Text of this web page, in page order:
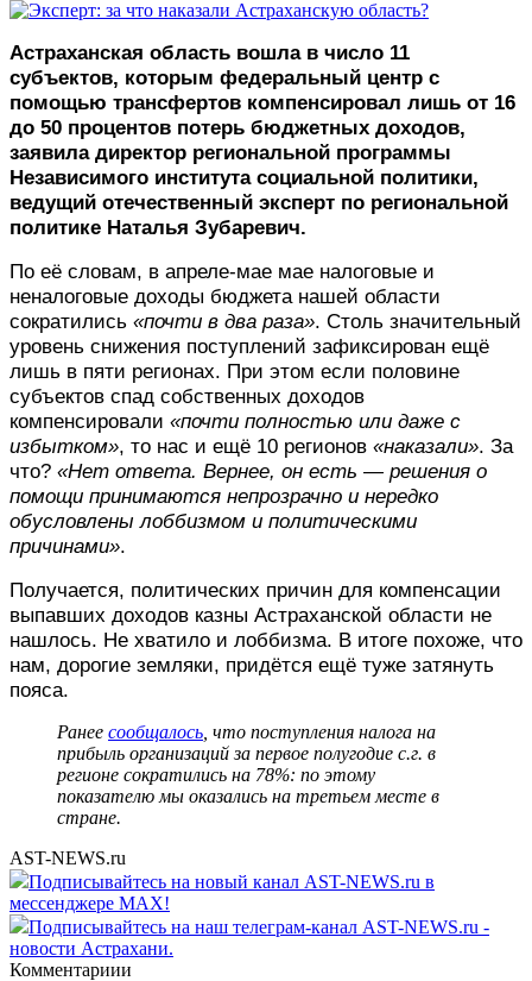
Астраханская область вошла в число 11
субъектов, которым федеральный центр с
помощью трансфертов компенсировал лишь от 16
до 50 процентов потерь бюджетных доходов,
заявила директор региональной программы
Независимого института социальной политики,
ведущий отечественный эксперт по региональной
политике Наталья Зубаревич.
По её словам, в апреле-мае мае налоговые и
неналоговые доходы бюджета нашей области
сократились «почти в два раза». Столь значительный
уровень снижения поступлений зафиксирован ещё
лишь в пяти регионах. При этом если половине
субъектов спад собственных доходов
компенсировали «почти полностью или даже с
избытком», то нас и ещё 10 регионов «наказали». За
что? «Нет ответа. Вернее, он есть — решения о
помощи принимаются непрозрачно и нередко
обусловлены лоббизмом и политическими
причинами».
Получается, политических причин для компенсации
выпавших доходов казны Астраханской области не
нашлось. Не хватило и лоббизма. В итоге похоже, что
нам, дорогие земляки, придётся ещё туже затянуть
пояса.
Ранее сообщалось , что поступления налога на
прибыль организаций за первое полугодие с.г. в
регионе сократились на 78%: по этому
показателю мы оказались на третьем месте в
стране.
AST-NEWS.ru
Подписывайтесь на новый канал AST-NEWS.ru в
мессенджере MAX!
Подписывайтесь на наш телеграм-канал AST-NEWS.ru -
новости Астрахани.
Комментариии